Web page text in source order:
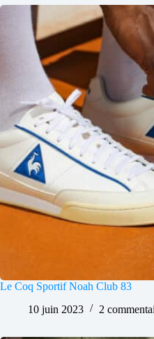
Le Coq Sportif Noah Club 83
10 juin 2023
2